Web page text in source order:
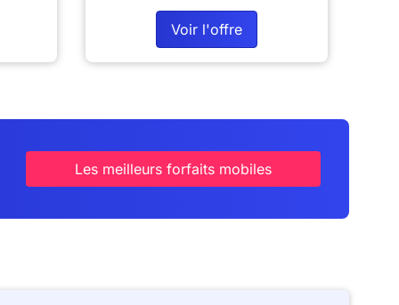
Voir l'offre
Les meilleurs forfaits mobiles